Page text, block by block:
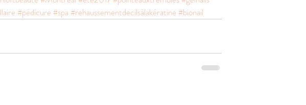
#pédicure #spa #rehaussementdecilsàlakératine #bionail